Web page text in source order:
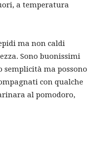
a temperatura
ma non caldi
Sono buonissimi
semplicità ma possono
con qualche
al pomodoro,